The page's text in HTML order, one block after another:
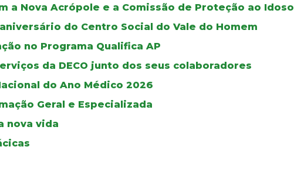
a Nova Acrópole e a Comissão de Proteção ao Idoso
do Centro Social do Vale do Homem
no Programa Qualifica AP
da DECO junto dos seus colaboradores
do Ano Médico 2026
Geral e Especializada
nova vida